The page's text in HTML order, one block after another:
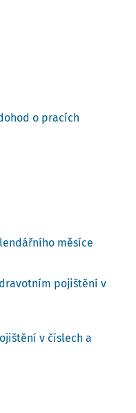
o pracích
měsíce
pojištění v
v číslech a